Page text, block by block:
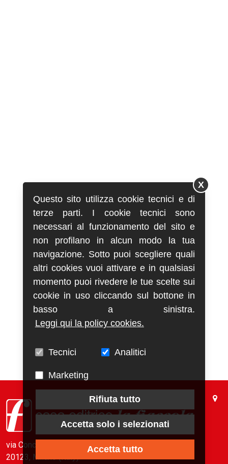
via Conca del Naviglio, 37
20123, Milano (Italy)
Questo sito utilizza cookie tecnici e di
terze parti. I cookie tecnici sono
necessari al funzionamento del sito e
non profilano in alcun modo la tua
navigazione. Sotto puoi scegliere quali
altri cookies vuoi attivare e in qualsiasi
momento puoi rivedere le tue scelte sui
cookie in uso cliccando sul bottone in
basso a sinistra.
Leggi qui la policy cookies.
Tecnici Analitici
Marketing
Rifiuta tutto
Accetta solo i selezionati
Accetta tutto
X